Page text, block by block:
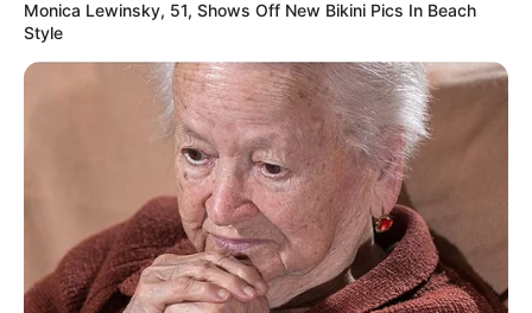
Monica Lewinsky, 51, Shows Off New Bikini Pics In Beach
Style